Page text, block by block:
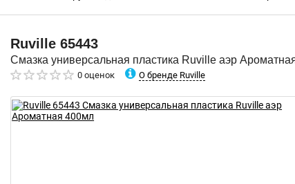
Ruville 65443
Смазка универсальная пластика Ruville аэр
0 оценок О бренде Ruville